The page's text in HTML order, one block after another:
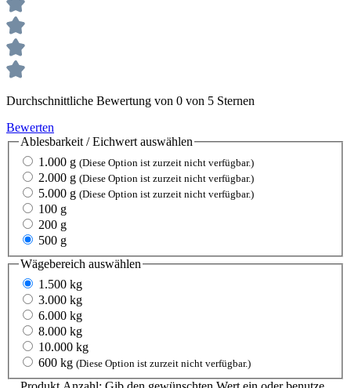
Durchschnittliche Bewertung von 0 von 5 Sternen
Bewerten
Ablesbarkeit / Eichwertauswählen
1.000 g (Diese Option ist zurzeit nicht verfügbar.)
2.000 g (Diese Option ist zurzeit nicht verfügbar.)
5.000 g (Diese Option ist zurzeit nicht verfügbar.)
100 g
200 g
500 g
Wägebereich auswählen
1.500 kg
3.000 kg
6.000 kg
8.000 kg
10.000 kg
600 kg (Diese Option ist zurzeit nicht verfügbar.)